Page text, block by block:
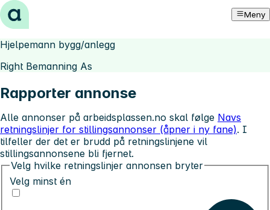
Hopp til innhold Meny
Hjelpemann bygg/anlegg
Right Bemanning As
Rapporter annonse
Alle annonser på arbeidsplassen.no skal følge Navs
retningslinjer for stillingsannonser (åpner i ny fane). I
tilfeller der det er brudd på retningslinjene vil
stillingsannonsene bli fjernet.
Velg hvilke retningslinjer annonsen bryter
Velg minst én